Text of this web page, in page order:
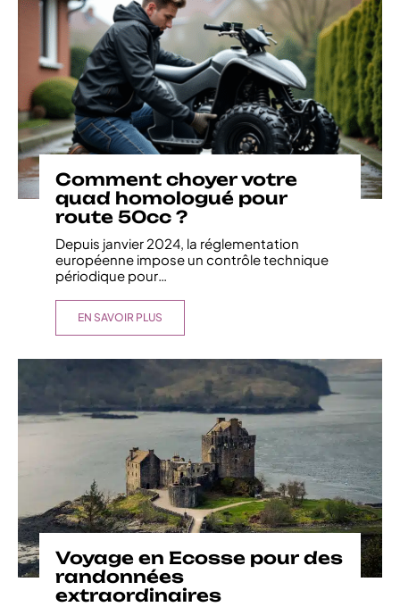
Comment choyer votre
quad homologué pour
route 50cc ?
Depuis janvier 2024, la réglementation
européenne impose un contrôle technique
périodique pour…
EN SAVOIR PLUS
Voyage en Ecosse pour des
randonnées
extraordinaires